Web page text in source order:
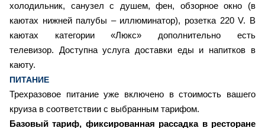
холодильник, санузел с душем, фен, обзорное окно (в
каютах нижней палубы – иллюминатор), розетка 220 V. В
каютах категории «Люкс» дополнительно есть
телевизор. Доступна услуга доставки еды и напитков в
каюту.
ПИТАНИЕ
Трехразовое питание уже включено в стоимость вашего
круиза в соответствии с выбранным тарифом.
Базовый тариф, фиксированная рассадка в ресторане